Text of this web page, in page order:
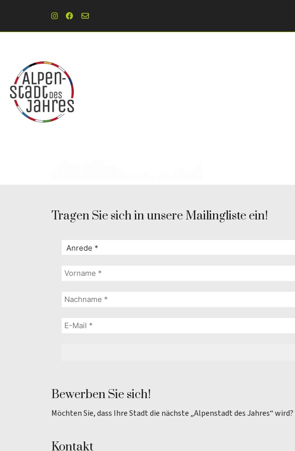
Tragen Sie sich in unsere Mailingliste ein!
Bewerben Sie sich!
Möchten Sie, dass Ihre Stadt die nächste „Alpenstadt des Jahres“ wird?
Kontakt